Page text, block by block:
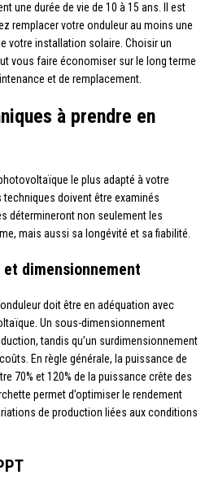
une durée de vie de 10 à 15 ans. Il est
remplacer votre onduleur au moins une
votre installation solaire. Choisir un
vous faire économiser sur le long terme
et de remplacement.
à prendre en
le plus adapté à votre
doivent être examinés
détermineront non seulement les
mais aussi sa longévité et sa fiabilité.
dimensionnement
doit être en adéquation avec
Un sous-dimensionnement
tandis qu’un surdimensionnement
En règle générale, la puissance de
70% et 120% de la puissance crête des
permet d’optimiser le rendement
de production liées aux conditions